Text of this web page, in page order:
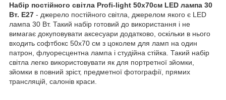
Набір постійного світла Profi-light 50x70см LED лампа 30
Вт. E27 - джерело постійного світла, джерелом якого є LED
лампа 30 Вт. Такий набір готовий до використання і не
вимагає докуповувати аксесуари додатково, оскільки в нього
входить софтбокс 50x70 см з цоколем для ламп на один
патрон, флуоресцентна лампа і студійна стійка. Такий набір
світла легко використовувати як для портретної зйомки,
зйомки в повний зріст, предметної фотографії, прямих
трансляцій, салонів краси.